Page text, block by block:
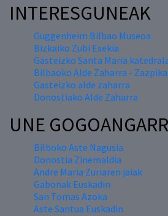
INTERESGUNEAK
Guggenheim Bilbao Museoa
Bizkaiko Zubi Esekia
Gasteizko Santa Maria
Bilbaoko Alde Zaharra -
Gasteizko alde zaharra
Donostiako Alde Zaharra
UNE
Bilboko Aste Nagusia
Donostia Zinemaldia
Andre Maria Zuriaren jaiak
Gabonak Euskadin
San Tomas Azoka
Aste Santua Euskadin